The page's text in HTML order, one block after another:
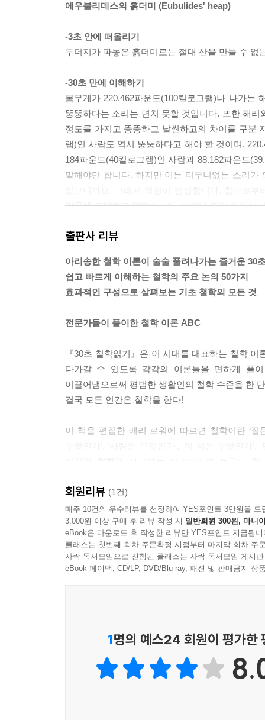
루크레티우스의 원자론
버클리의 관념론
칸트의 종합적 선험
제임스의 실용주의
무어의 상식
비트겐슈타인의 그림이론
대륙 철학
용어 정리
니체의 초인
데리다의 해체주의
사르트르의 나쁜 신념
글쓴이들 소개
에우불리데스의 흙더미 (Eubulides' heap)
-3초 안에 떠올리기
두더지가 파놓은 흙더미로는 절대 산을 만들 수 없
-30초 만에 이해하기
몸무게가 220.462파운드(100킬로그램)나 나가는
뚱뚱하다는 소리는 면치 못할 것입니다. 또한 해
정도를 가지고 뚱뚱하고 날씬하고의 차이를 구분
램)인 사람도 역시 뚱뚱하다고 해야 할 것이며,
184파운드(40킬로그램)인 사람과 88.182파운드
말해야만 합니다. 하지만 이는 터무니없는 소리
결론에 도달하고 말았습니다. 논리나 판단 어디에
때까지도 이를 흙더미라고 불러야 합니다.
-3분 동안 생각하기
이 역설이 보여주는 바는 무엇일까? 뚱뚱하다거
라도 그런 개념을 다루는 것 자체가 잘못일까? 아
작은 것으로 분명히 바뀌는 것일까?
--- 본문중에서
출판사 리뷰
아리송한 철학 이론이 술술 풀려나가는 즐거운 30
쉽고 빠르게 이해하는 철학의 주요 논의 50가지
효과적인 구성으로 살펴보는 기초 철학의 모든 것
전문가들이 풀이한 철학 이론 ABC
『30초 철학읽기』은 이 시대를 대표하는 철학
다가갈 수 있도록 각각의 이론들을 편하게 풀
이끌어냄으로써 평범한 생활인의 철학 수준을 한
결국 모든 인간은 철학을 한다!
이 책을 편집한 배리 로워에 따르면 철학이란 ‘
이처럼 철학은 사고하는 인간이라면 누구나
기회를 갖고, 새로운 질문을 던지면서 다시 한 번
30초마다 이해하는 기초 철학 이론 50가지
그러나 본질에 대한 깊은 철학적 논의는 일반인
이를 위해 오픈하우스에서는 흥미로운 철학 이
‘3분 동안 생각하기’는 독자가 한 번쯤 고민해 볼
‘3초 인물 전기’를 참고하면서 독자가 스스로 보
회원리뷰 (1건)
매주 10건의 우수리뷰를 선정하여 YES포인트 3만원을 드
3,000원 이상 구매 후 리뷰 작성 시 일반회원 300원, 마니
eBook은 다운로드 후 작성한 리뷰만 YES포인트 지급됩니
클래스는 첫번째 회차 주문확정 시점부터 마지막 회차 주
사락 독서모임으로 진행된 클래스는 사락 독서모임 게시
eBook 페이백, CD/LP, DVD/Blu-ray, 패션 및 판매금지 상
1명의 예스24 회원이 평가한